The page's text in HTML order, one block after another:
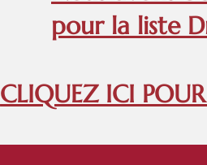
pour la liste
CLIQUEZ ICI